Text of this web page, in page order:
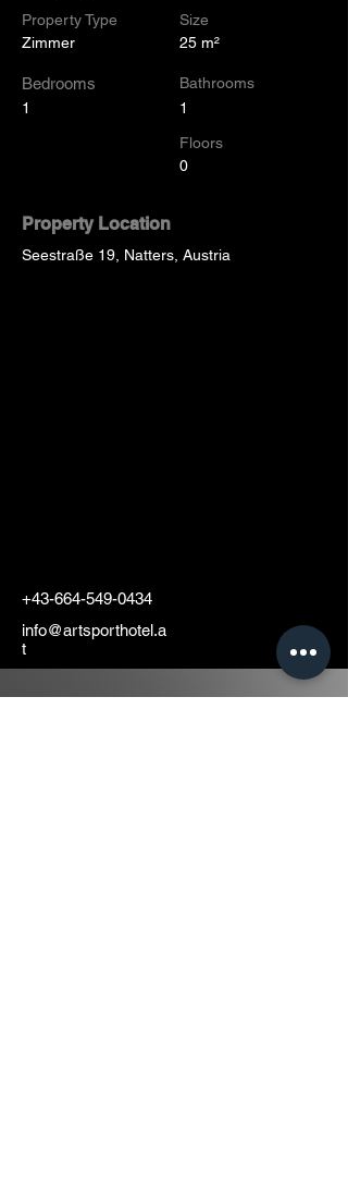
Property Type
Zimmer
Bedrooms
1
Size
25 m²
Bathrooms
1
Floors
0
Property Location
Seestraße 19, Natters, Austria
+43-664-549-0434
info@artsporthotel.a
t